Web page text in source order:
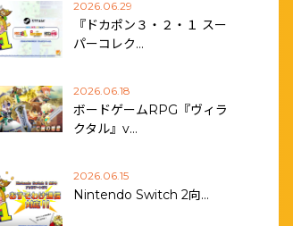
2026.06.29
『ドカポン３・２・１ スー
パーコレク…
2026.06.18
ボードゲームRPG『ヴィラ
クタル』v…
2026.06.15
Nintendo Switch 2向…